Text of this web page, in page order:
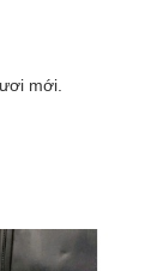
mới.